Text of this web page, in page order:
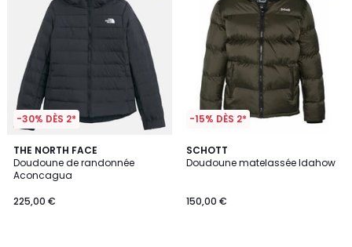
-30% DÈS 2*
THE NORTH FACE
Doudoune de randonnée
Aconcagua
225,00 €
4,7
/ 5
-15% DÈS 2*
SCHOTT
Doudoune matelassée Idahow
150,00 €
4,6
/ 5
2
Couleurs